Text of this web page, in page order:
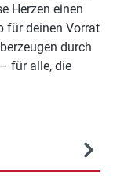
Herzen einen
für deinen Vorrat
durch
für alle, die